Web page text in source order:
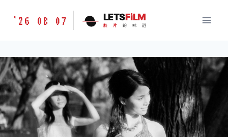
胶
味
道
LETSFILM
'26 08 07 LETSFiLM
胶 片 的 味 道